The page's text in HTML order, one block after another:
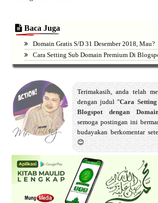
Baca Juga
Domain Gratis S/d 31 Desember 2018, Mau?
Cara Setting Sub Domain Premium Di
Terimakasih, anda telah
dengan judul "Cara
Blogspot dengan
semoga postingan ini
budayakan berkomentar
😊